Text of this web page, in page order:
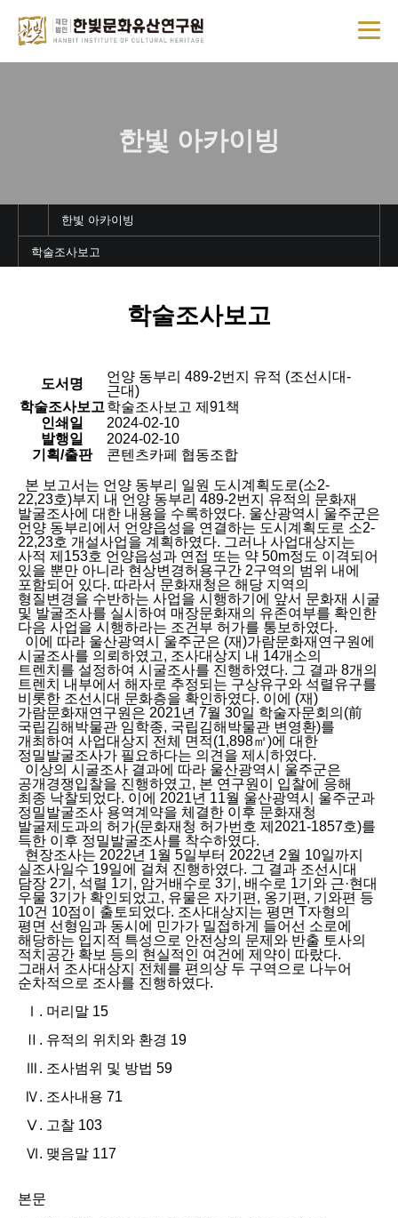
한빛 아카이빙
한빛 아카이빙
학술조사보고
학술조사보고
도서명
언양 동부리 489-2번지 유적 (조선시대-
근대)
학술조사보고 학술조사보고 제91책
인쇄일
2024-02-10
발행일
2024-02-10
기획/출판
콘텐츠카페 협동조합
본 보고서는 언양 동부리 일원 도시계획도로(소2-
22,23호)부지 내 언양 동부리 489-2번지 유적의 문화재
발굴조사에 대한 내용을 수록하였다. 울산광역시 울주군은
언양 동부리에서 언양읍성을 연결하는 도시계획도로 소2-
22,23호 개설사업을 계획하였다. 그러나 사업대상지는
사적 제153호 언양읍성과 연접 또는 약 50m정도 이격되어
있을 뿐만 아니라 현상변경허용구간 2구역의 범위 내에
포함되어 있다. 따라서 문화재청은 해당 지역의
형질변경을 수반하는 사업을 시행하기에 앞서 문화재 시굴
및 발굴조사를 실시하여 매장문화재의 유존여부를 확인한
다음 사업을 시행하라는 조건부 허가를 통보하였다.
이에 따라 울산광역시 울주군은 (재)가람문화재연구원에
시굴조사를 의뢰하였고, 조사대상지 내 14개소의
트렌치를 설정하여 시굴조사를 진행하였다. 그 결과 8개의
트렌치 내부에서 해자로 추정되는 구상유구와 석렬유구를
비롯한 조선시대 문화층을 확인하였다. 이에 (재)
가람문화재연구원은 2021년 7월 30일 학술자문회의(前
국립김해박물관 임학종, 국립김해박물관 변영환)를
개최하여 사업대상지 전체 면적(1,898㎡)에 대한
정밀발굴조사가 필요하다는 의견을 제시하였다.
이상의 시굴조사 결과에 따라 울산광역시 울주군은
공개경쟁입찰을 진행하였고, 본 연구원이 입찰에 응해
최종 낙찰되었다. 이에 2021년 11월 울산광역시 울주군과
정밀발굴조사 용역계약을 체결한 이후 문화재청
발굴제도과의 허가(문화재청 허가번호 제2021-1857호)를
득한 이후 정밀발굴조사를 착수하였다.
현장조사는 2022년 1월 5일부터 2022년 2월 10일까지
실조사일수 19일에 걸쳐 진행하였다. 그 결과 조선시대
담장 2기, 석렬 1기, 암거배수로 3기, 배수로 1기와 근·현대
우물 3기가 확인되었고, 유물은 자기편, 옹기편, 기와편 등
10건 10점이 출토되었다. 조사대상지는 평면 T자형의
평면 선형임과 동시에 민가가 밀접하게 들어선 소로에
해당하는 입지적 특성으로 안전상의 문제와 반출 토사의
적치공간 확보 등의 현실적인 여건에 제약이 따랐다.
그래서 조사대상지 전체를 편의상 두 구역으로 나누어
순차적으로 조사를 진행하였다.
Ⅰ. 머리말 15
Ⅱ. 유적의 위치와 환경 19
Ⅲ. 조사범위 및 방법 59
Ⅳ. 조사내용 71
Ⅴ. 고찰 103
Ⅵ. 맺음말 117
본문